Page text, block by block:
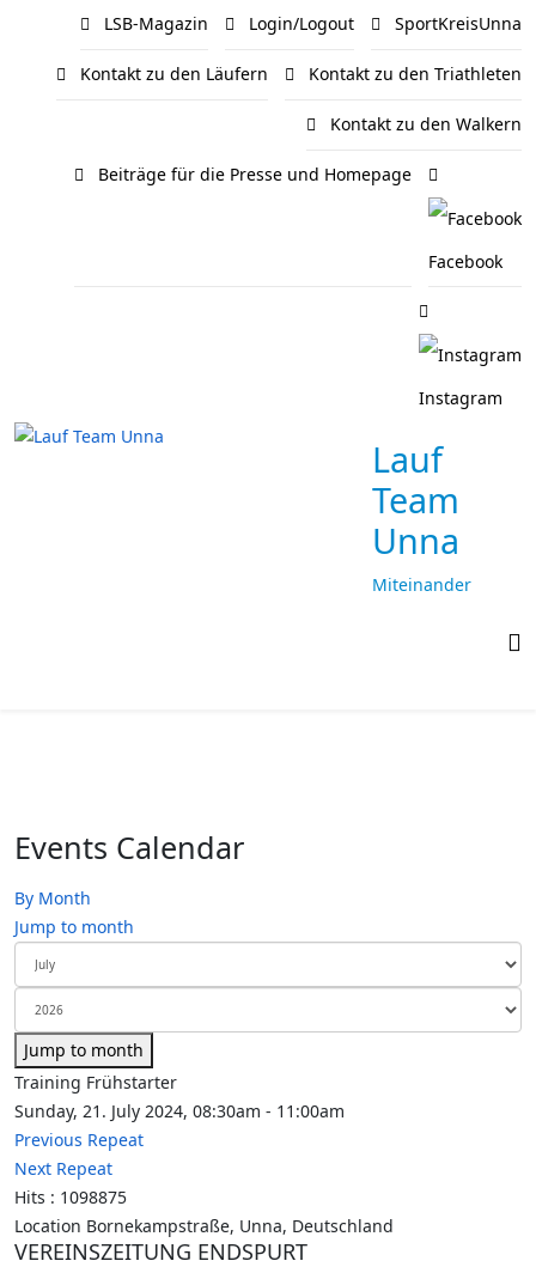
LSB-Magazin Login/Logout SportKreisUnna
Kontakt zu den Läufern Kontakt zu den Triathleten
Kontakt zu den Walkern
Beiträge für die Presse und Homepage
Facebook
Instagram
Lauf
Team
Unna
Miteinander
Events Calendar
By Month
Jump to month
Jump to month
Training Frühstarter
Sunday, 21. July 2024, 08:30am - 11:00am
Previous Repeat
Next Repeat
Hits : 1098875
Location Bornekampstraße, Unna, Deutschland
VEREINSZEITUNG ENDSPURT